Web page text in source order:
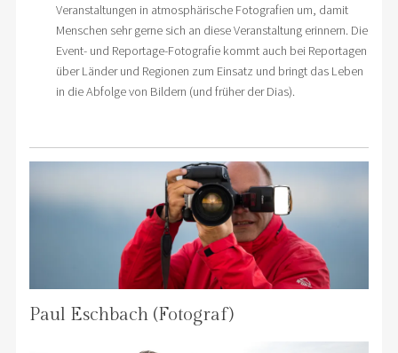
Veranstaltungen in atmosphärische Fotografien um, damit
Menschen sehr gerne sich an diese Veranstaltung erinnern. Die
Event- und Reportage-Fotografie kommt auch bei Reportagen
über Länder und Regionen zum Einsatz und bringt das Leben
in die Abfolge von Bildern (und früher der Dias).
Paul Eschbach (Fotograf)